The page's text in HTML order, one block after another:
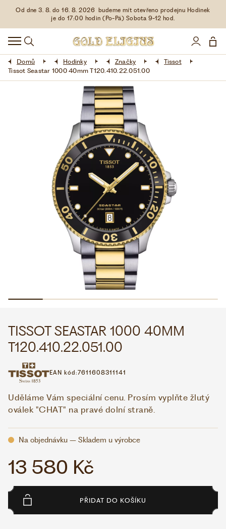
Od dne 3. 8. do 16. 8. 2026 budeme mít otevřeno prodejnu Hodinek
je do 17:00 hodin (Po-Pá) Sobota 9-12 hod.
HODINKY
DOPLŇKY
ŠPERKY
LIMITOVANÉ EDICE
VŠE O NÁKUPU
WHATSAPP VIBER
VOLEJTE 9:00–18:00+420 775 138 346
Domů Hodinky Značky
Tissot
Tissot Seastar 1000 40mm T120.410.22.051.00
TISSOT SEASTAR 1000 40MM
T120.410.22.051.00
EAN kód:7611608311141
Uděláme Vám speciální cenu. Prosím vyplňte žlutý
oválek "CHAT" na pravé dolní straně.
Na objednávku – Skladem u výrobce
13 580 Kč
PŘIDAT DO KOŠÍKU